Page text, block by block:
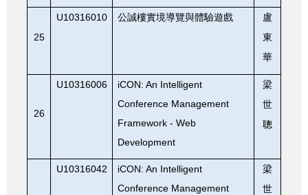
25
U10316010 公誠樓實境導覽與體驗遊戲
盧
東
華
26
U10316006
iCON: An Intelligent
Conference Management
Framework - Web
Development
梁
世
聰
U10316042
iCON: An Intelligent
Conference Management
梁
世